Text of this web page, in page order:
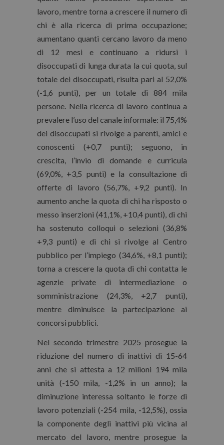
lavoro, mentre torna a crescere il numero di
chi è alla ricerca di prima occupazione;
aumentano quanti cercano lavoro da meno
di 12 mesi e continuano a ridursi i
disoccupati di lunga durata la cui quota, sul
totale dei disoccupati, risulta pari al 52,0%
(-1,6 punti), per un totale di 884 mila
persone. Nella ricerca di lavoro continua a
prevalere l’uso del canale informale: il 75,4%
dei disoccupati si rivolge a parenti, amici e
conoscenti (+0,7 punti); seguono, in
crescita, l’invio di domande e curricula
(69,0%, +3,5 punti) e la consultazione di
offerte di lavoro (56,7%, +9,2 punti). In
aumento anche la quota di chi ha risposto o
messo inserzioni (41,1%, +10,4 punti), di chi
ha sostenuto colloqui o selezioni (36,8%
+9,3 punti) e di chi si rivolge al Centro
pubblico per l’impiego (34,6%, +8,1 punti);
torna a crescere la quota di chi contatta le
agenzie private di intermediazione o
somministrazione (24,3%, +2,7 punti),
mentre diminuisce la partecipazione ai
concorsi pubblici.
Nel secondo trimestre 2025 prosegue la
riduzione del numero di inattivi di 15-64
anni che si attesta a 12 milioni 194 mila
unità (-150 mila, -1,2% in un anno); la
diminuzione interessa soltanto le forze di
lavoro potenziali (-254 mila, -12,5%), ossia
la componente degli inattivi più vicina al
mercato del lavoro, mentre prosegue la